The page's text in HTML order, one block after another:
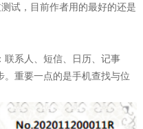
试，目前作者用的最好的还是
联系人、短信、日历、记事
重要一点的是手机查找与位